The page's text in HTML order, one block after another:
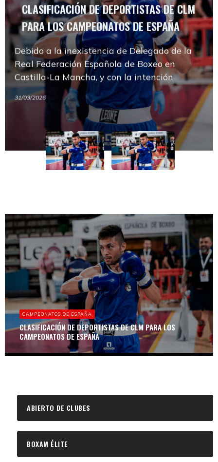
Debido a la inexistencia de Delegado de la
Real Federación Española de Boxeo en
Castilla-La Mancha, y con la intención
31/03/2026
CLASIFICACIÓN DE DEPORTISTAS DE CLM
PARA LOS CAMPEONATOS DE ESPAÑA
Debido a la inexistencia de Delegado de la
Real Federación Española de Boxeo en
Castilla-La Mancha, y con la intención
31/03/2026
CAMPEONATOS DE ESPAÑA
CLASIFICACIÓN DE DEPORTISTAS DE CLM
PARA LOS CAMPEONATOS DE ESPAÑA
Debido a la inexistencia de Delegado de la
Real Federación Española de Boxeo en
Castilla-La Mancha, y con la intención
CAMPEONATOS DE ESPAÑA
CLASIFICACIÓN DE DEPORTISTAS DE CLM PARA LOS
CAMPEONATOS DE ESPAÑA
ABIERTO DE CLUBES
BOXAM ÉLITE